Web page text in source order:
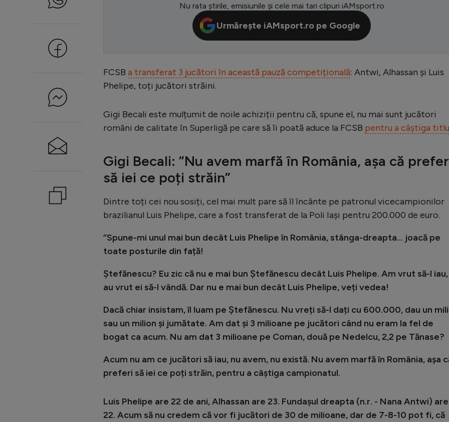
Nu rata știrile, emisiunile și cele mai tari clipuri iAMsport.ro
Urmărește iAMsport.ro pe Google
FCSB a transferat 3 jucători în această pauză competițională: Antwi, Alhassan și Luis
Phelipe, toți jucători străini.
Gigi Becali este mulțumit de noile achiziții pentru că, spune el, nu mai sunt jucători
români de calitate în Superligă pe care să îi poată aduce la FCSB pentru a câștiga
Gigi Becali: ”Nu avem marfă în România, așa că
să iei ce poți străin”
Dintre toți cei nou sosiți, cel mai mult pare să îl încânte pe patronul vicecampionilor
brazilianul Luis Phelipe, care a fost transferat de la Poli Iași pentru 200.000 de euro.
”Spune-mi unul mai bun decât Luis Phelipe în România, stânga-dreapta... joacă pe
toate posturile din față!
Ștefănescu? Eu zic că nu e mai bun Ștefănescu decât Luis Phelipe. Am vrut să-l
au vrut ei să-l vândă. Dar nu e mai bun decât Luis Phelipe, veți vedea!
Dacă chiar insistam, îl luam pe Ștefănescu. Nu vreți să-l dați cu 600.000, dau un
sau un milion și jumătate. Am dat și 3 milioane pe jucători când nu eram la fel de
bogat ca acum. Nu am dat 3 milioane pe Coman, două pe Nedelcu, 2,2 pe Tănase?
Acum nu am ce jucători să iau, nu avem, nu există. Nu avem marfă în România, așa
preferi să iei ce poți străin, pentru a câștiga campionatul.
Luis Phelipe are 22 de ani, Alhassan are 23. Fundașul dreapta (n.r. - Nana Antwi) are
22. Acum să nu credem că vor fi jucători de 30 de milioane, dar de 7-8-10 pot fi, că